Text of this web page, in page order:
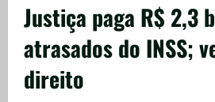
Justiça paga R$ 2,3
atrasados do INSS;
direito